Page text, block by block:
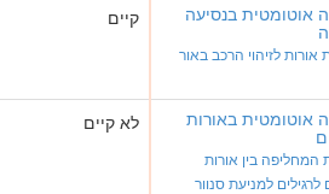
אוטומטית בנסיעה
לזיהוי הרכב באור
קיים
אוטומטית באורות
המחליפה בין אורות
לרגילים למניעת סנוור
לא קיים